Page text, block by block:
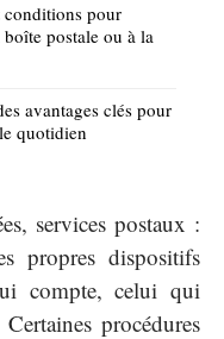
conditions pour
postale ou à la
avantages clés pour
quotidien
services postaux :
propres dispositifs
compte, celui qui
procédures